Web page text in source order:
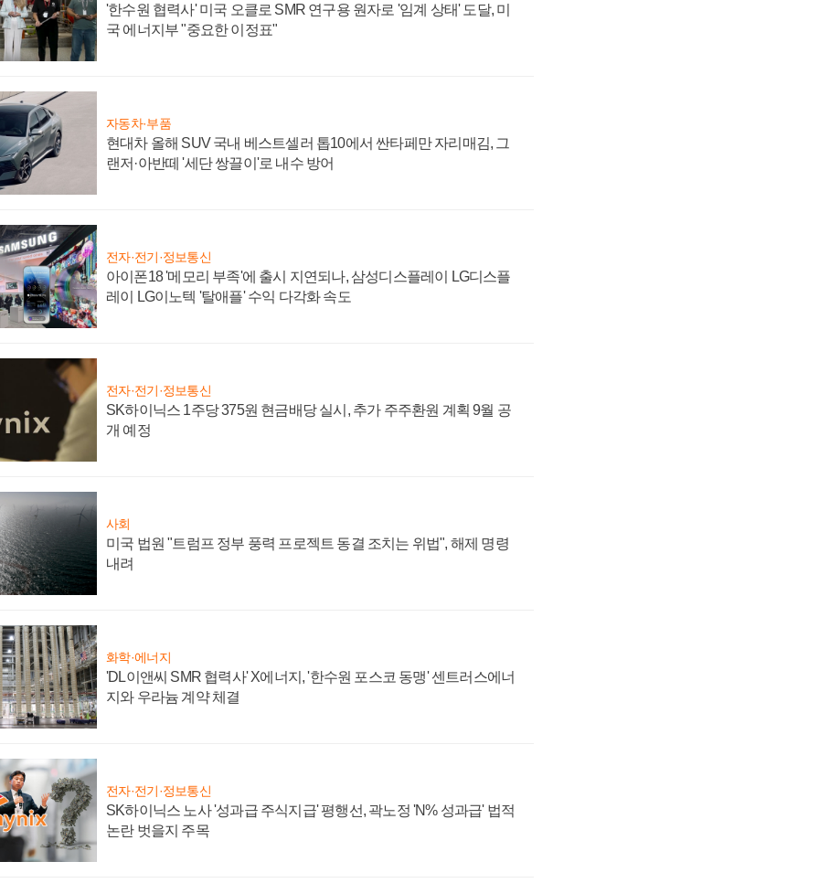
'한수원 협력사' 미국 오클로 SMR 연구용 원자로 '임계 상태' 도달, 미
국 에너지부 "중요한 이정표"
자동차·부품
현대차 올해 SUV 국내 베스트셀러 톱10에서 싼타페만 자리매김, 그
랜저·아반떼 '세단 쌍끌이'로 내수 방어
전자·전기·정보통신
아이폰18 '메모리 부족'에 출시 지연되나, 삼성디스플레이 LG디스플
레이 LG이노텍 '탈애플' 수익 다각화 속도
전자·전기·정보통신
SK하이닉스 1주당 375원 현금배당 실시, 추가 주주환원 계획 9월 공
개 예정
사회
미국 법원 "트럼프 정부 풍력 프로젝트 동결 조치는 위법", 해제 명령
내려
화학·에너지
'DL이앤씨 SMR 협력사' X에너지, '한수원 포스코 동맹' 센트러스에너
지와 우라늄 계약 체결
전자·전기·정보통신
SK하이닉스 노사 '성과급 주식지급' 평행선, 곽노정 'N% 성과급' 법적
논란 벗을지 주목